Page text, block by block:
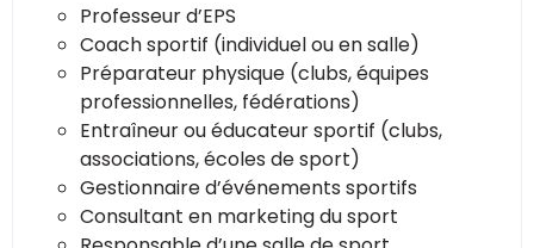
Professeur d’EPS
Coach sportif (individuel ou en salle)
Préparateur physique (clubs, équipes
professionnelles, fédérations)
Entraîneur ou éducateur sportif (clubs,
associations, écoles de sport)
Gestionnaire d’événements sportifs
Consultant en marketing du sport